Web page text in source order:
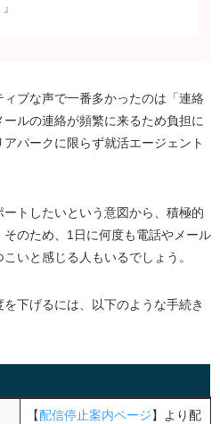
ブな声で一番多かったのは「連絡
ルの連絡が頻繁に来るため負担に
パークに限らず就活エージェント
トしたいという意図から、積極的
のため、1日に何度も電話やメール
いと感じる人もいるでしょう。
下げるには、以下のような手続き
【配信停止案内ページ】より配